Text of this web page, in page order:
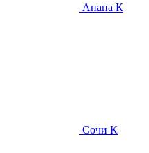
Анапа К
Сочи К